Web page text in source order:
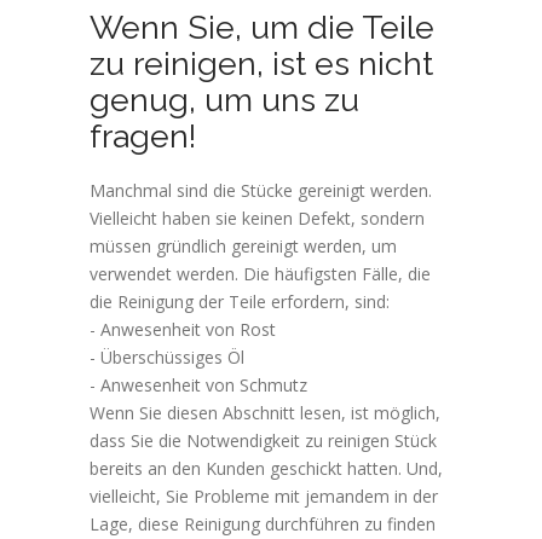
Wenn Sie, um die Teile
zu reinigen, ist es nicht
genug, um uns zu
fragen!
Manchmal sind die Stücke gereinigt werden.
Vielleicht haben sie keinen Defekt, sondern
müssen gründlich gereinigt werden, um
verwendet werden. Die häufigsten Fälle, die
die Reinigung der Teile erfordern, sind:
- Anwesenheit von Rost
- Überschüssiges Öl
- Anwesenheit von Schmutz
Wenn Sie diesen Abschnitt lesen, ist möglich,
dass Sie die Notwendigkeit zu reinigen Stück
bereits an den Kunden geschickt hatten. Und,
vielleicht, Sie Probleme mit jemandem in der
Lage, diese Reinigung durchführen zu finden